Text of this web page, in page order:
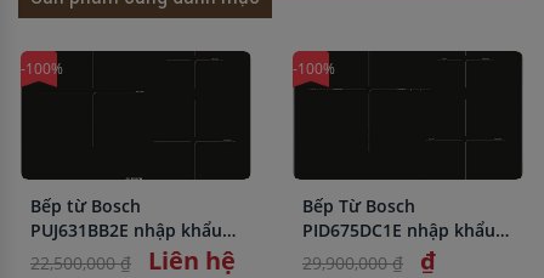
-100%
Bếp từ Bosch
PUJ631BB2E nhập khẩu
Tây Ban Nha giá tốt
22,500,000 ₫ Liên hệ
-100%
Bếp Từ Bosch
PID675DC1E nhập khẩu
chính hãng giá rẻ
29,900,000 ₫ ₫